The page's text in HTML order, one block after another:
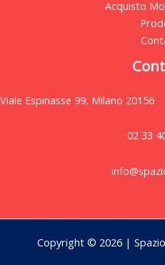
Acquisto
Viale Espinasse 99, Milano 20156
02 33
Copyright © 2026 |